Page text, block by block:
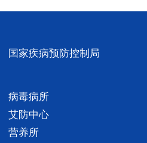
国家疾病预防控制局
病毒病所
艾防中心
营养所